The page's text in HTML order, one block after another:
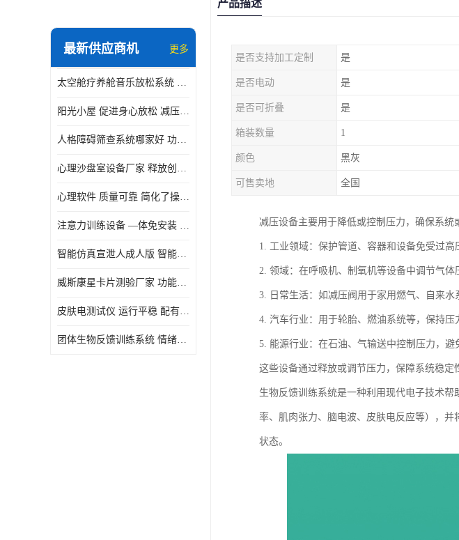
可变速催眠放松催眠套件
智能反馈训练系统
便携式生物反馈仪
最新供应商机 更多
太空舱疗养舱音乐放松系统 使用方便 可实时监测
阳光小屋 促进身心放松 减压放松音乐椅
人格障碍筛查系统哪家好 功能丰富 支持多级用户管理
心理沙盘室设备厂家 释放创造力 有利于集中和加强心理注意力
心理软件 质量可靠 简化了操作的步骤
注意力训练设备 —体免安装 数据呈现方式多
智能仿真宣泄人成人版 智能化程度高 内置多种宣泄主题
威斯康星卡片测验厂家 功能丰富 应用领域广
皮肤电测试仪 运行平稳 配有内置扬声器
团体生物反馈训练系统 情绪宣泄设备 系统管理方便
产品描述
是否支持加工定制 是
是否电动 是
是否可折叠 是
箱装数量 1
颜色 黑灰
可售卖地 全国
减压设备主要用于降低或控制压力，确保系统
1. 工业领域：保护管道、容器和设备免受过高
2. 领域：在呼吸机、制氧机等设备中调节气体
3. 日常生活：如减压阀用于家用燃气、自来水
4. 汽车行业：用于轮胎、燃油系统等，保持压
5. 能源行业：在石油、气输送中控制压力，避
这些设备通过释放或调节压力，保障系统稳定
生物反馈训练系统是一种利用现代电子技术
率、肌肉张力、脑电波、皮肤电反应等），
状态。